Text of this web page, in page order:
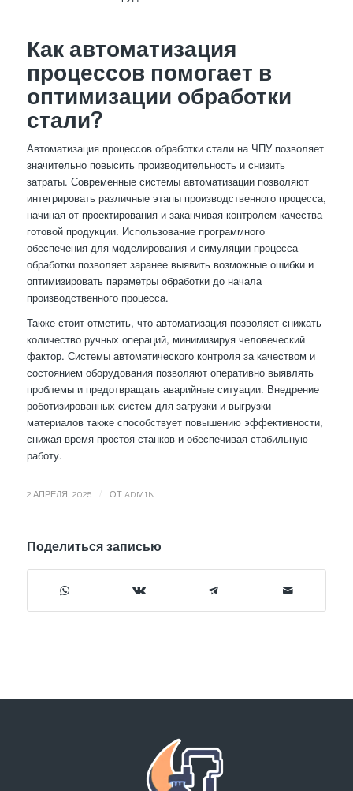
Как автоматизация
процессов помогает в
оптимизации обработки
стали?
Автоматизация процессов обработки стали на ЧПУ позволяет
значительно повысить производительность и снизить
затраты. Современные системы автоматизации позволяют
интегрировать различные этапы производственного процесса,
начиная от проектирования и заканчивая контролем качества
готовой продукции. Использование программного
обеспечения для моделирования и симуляции процесса
обработки позволяет заранее выявить возможные ошибки и
оптимизировать параметры обработки до начала
производственного процесса.
Также стоит отметить, что автоматизация позволяет снижать
количество ручных операций, минимизируя человеческий
фактор. Системы автоматического контроля за качеством и
состоянием оборудования позволяют оперативно выявлять
проблемы и предотвращать аварийные ситуации. Внедрение
роботизированных систем для загрузки и выгрузки
материалов также способствует повышению эффективности,
снижая время простоя станков и обеспечивая стабильную
работу.
2 АПРЕЛЯ, 2025 ОТ ADMIN
Поделиться записью